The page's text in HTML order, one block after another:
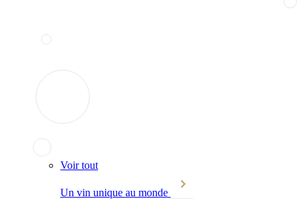
Voir tout
Un vin unique au monde